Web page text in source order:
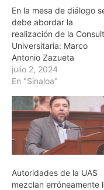
En la mesa de diálogo
debe abordar la
realización de la
Universitaria: Marco
Antonio Zazueta
julio 2, 2024
En "Sinaloa"
Autoridades de la UAS
mezclan erróneamente